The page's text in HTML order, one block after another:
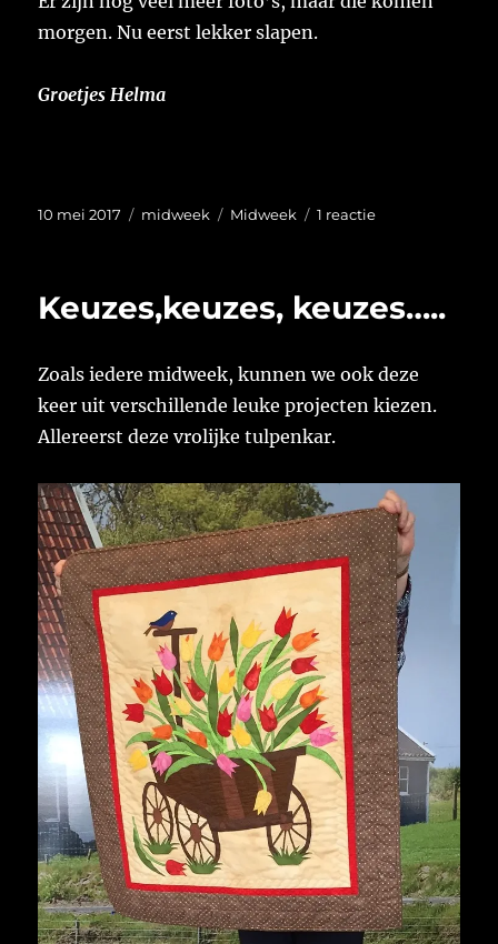
morgen. Nu eerst lekker slapen.
Groetjes Helma
Geplaatst
10 mei 2017 Categorieën
midweek Tags
Midweek 1 reactieop
aan
Keuzes,keuzes, keuzes…..
Zoals iedere midweek, kunnen we ook deze
keer uit verschillende leuke projecten kiezen.
Allereerst deze vrolijke tulpenkar.